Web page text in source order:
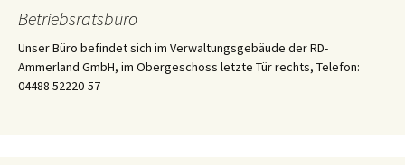
Betriebsratsbüro
Unser Büro befindet sich im Verwaltungsgebäude der RD-
Ammerland GmbH, im Obergeschoss letzte Tür rechts, Telefon:
04488 52220-57